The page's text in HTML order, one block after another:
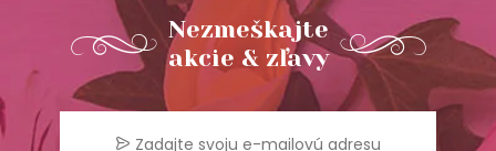
Nezmeškajte
akcie & zľavy